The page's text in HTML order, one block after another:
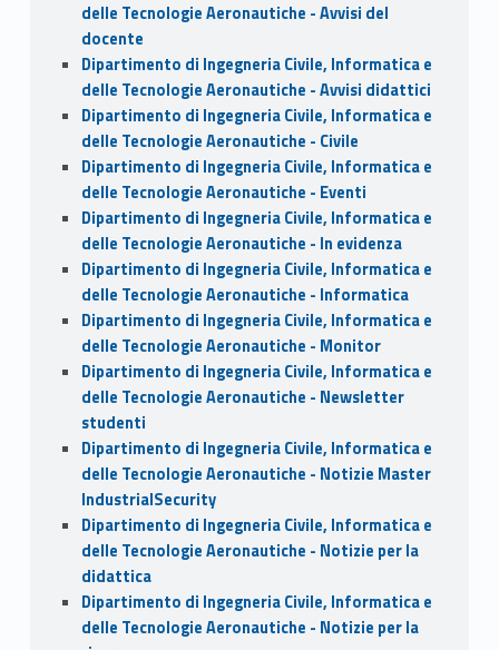
delle Tecnologie Aeronautiche - Avvisi del
docente
Dipartimento di Ingegneria Civile, Informatica e
delle Tecnologie Aeronautiche - Avvisi didattici
Dipartimento di Ingegneria Civile, Informatica e
delle Tecnologie Aeronautiche - Civile
Dipartimento di Ingegneria Civile, Informatica e
delle Tecnologie Aeronautiche - Eventi
Dipartimento di Ingegneria Civile, Informatica e
delle Tecnologie Aeronautiche - In evidenza
Dipartimento di Ingegneria Civile, Informatica e
delle Tecnologie Aeronautiche - Informatica
Dipartimento di Ingegneria Civile, Informatica e
delle Tecnologie Aeronautiche - Monitor
Dipartimento di Ingegneria Civile, Informatica e
delle Tecnologie Aeronautiche - Newsletter
studenti
Dipartimento di Ingegneria Civile, Informatica e
delle Tecnologie Aeronautiche - Notizie Master
IndustrialSecurity
Dipartimento di Ingegneria Civile, Informatica e
delle Tecnologie Aeronautiche - Notizie per la
didattica
Dipartimento di Ingegneria Civile, Informatica e
delle Tecnologie Aeronautiche - Notizie per la